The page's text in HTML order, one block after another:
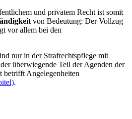
und privatem Recht ist somit
von Bedeutung: Der Vollzug
vor allem bei den
nur in der Strafrechtspflege mit
überwiegende Teil der Agenden der
betrifft Angelegenheiten
.